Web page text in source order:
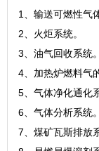
1、输送可燃性气
2、火炬系统。
3、油气回收系统。
4、加热炉燃料气
5、气体净化通化
6、气体分析系统。
7、煤矿瓦斯排放